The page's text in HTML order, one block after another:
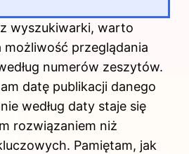
wyszukiwarki, warto
przeglądania
numerów zeszytów.
datę publikacji danego
według daty staje się
rozwiązaniem niż
Pamiętam, jak